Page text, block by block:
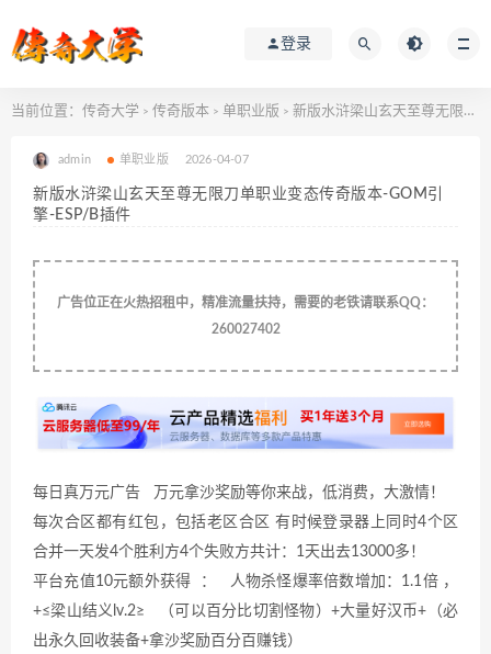
登录
当前位置： 传奇大学 > 传奇版本 > 单职业版 > 新版水浒梁山玄天至尊无限刀单职业变态传奇版本-GOM引擎-ESP/B插件
admin 单职业版 2026-04-07
新版水浒梁山玄天至尊无限刀单职业变态传奇版本-GOM引
擎-ESP/B插件
广告位正在火热招租中，精准流量扶持，需要的老铁请联系QQ：
260027402
每日真万元广告 万元拿沙奖励等你来战，低消费，大激情！
每次合区都有红包，包括老区合区 有时候登录器上同时4个区
合并一天发4个胜利方4个失败方共计：1天出去13000多！
平台充值10元额外获得 ： 人物杀怪爆率倍数增加：1.1倍 ，
+≤梁山结义lv.2≥ （可以百分比切割怪物）+大量好汉币+（必
出永久回收装备+拿沙奖励百分百赚钱）